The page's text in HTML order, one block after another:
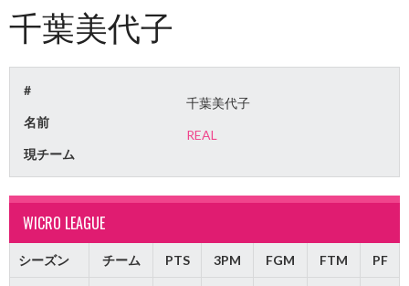
千葉美代子
#
名前
千葉美代子
現チーム
REAL
WICRO LEAGUE
シーズン チーム PTS 3PM FGM FTM PF